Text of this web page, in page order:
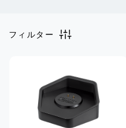
フィルター